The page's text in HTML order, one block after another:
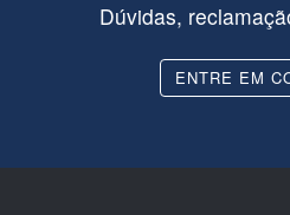
Dúvidas,
ENTRE EM